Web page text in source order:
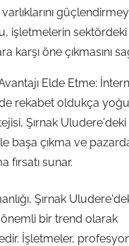
işletmelerin
karşı öne çıkmasını
Elde Etme:
rekabet oldukça
Şırnak
başa çıkma ve
fırsatı sunar.
Şırnak
bir trend olarak
İşletmeler,